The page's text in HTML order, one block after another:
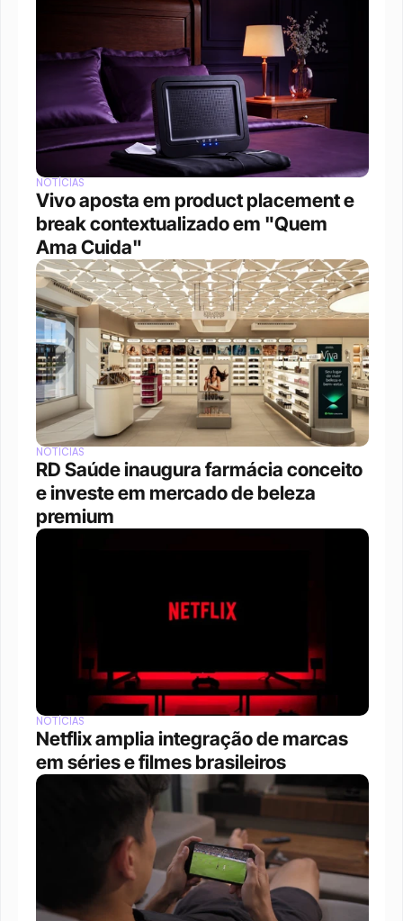
NOTÍCIAS
Vivo aposta em product placement e
break contextualizado em "Quem
Ama Cuida"
NOTÍCIAS
RD Saúde inaugura farmácia conceito
e investe em mercado de beleza
premium
NOTÍCIAS
Netflix amplia integração de marcas
em séries e filmes brasileiros